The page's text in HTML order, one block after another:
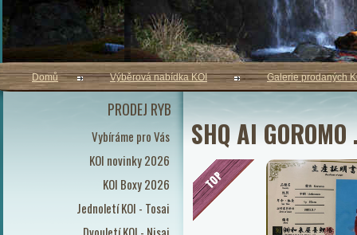
PRODEJ RYB
Vybíráme pro Vás
KOI novinky 2026
KOI Boxy 2026
Jednoletí KOI - Tosai
Domů Výběrová nabídka KOI Galerie prodaných
SHQ AI